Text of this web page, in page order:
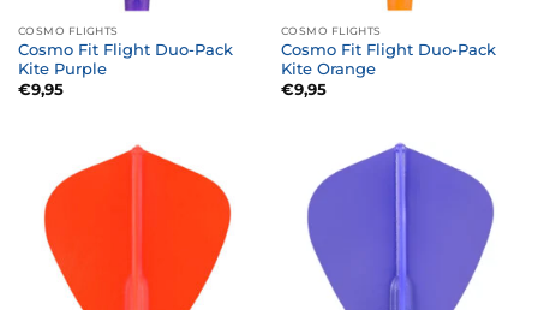
COSMO FLIGHTS
Cosmo Fit Flight Duo-Pack
Kite Purple
€9,95
COSMO FLIGHTS
Cosmo Fit Flight Duo-Pack
Kite Orange
€9,95